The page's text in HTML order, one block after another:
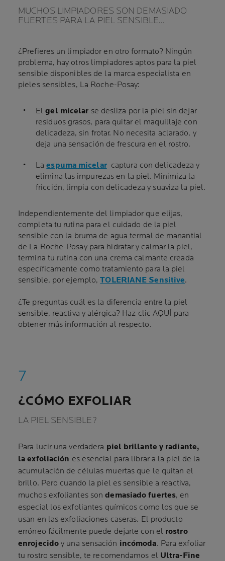
MUCHOS LIMPIADORES SON DEMASIADO
FUERTES PARA LA PIEL SENSIBLE…
¿Prefieres un limpiador en otro formato? Ningún
problema, hay otros limpiadores aptos para la piel
sensible disponibles de la marca especialista en
pieles sensibles, La Roche-Posay:
Elgel micelar se desliza por la piel sin dejar
residuos grasos, para quitar el maquillaje con
delicadeza, sin frotar. No necesita aclarado, y
deja una sensación de frescura en el rostro.
Laespuma micelarcaptura con delicadeza y
elimina las impurezas en la piel. Minimiza la
fricción, limpia con delicadeza y suaviza la piel.
Independientemente del limpiador que elijas,
completa tu rutina para el cuidado de la piel
sensible con la bruma de agua termal de manantial
de La Roche-Posay para hidratar y calmar la piel,
termina tu rutina con una crema calmante creada
específicamente como tratamiento para la piel
sensible, por ejemplo,TOLERIANE Sensitive.
¿Te preguntas cuál es la diferencia entre la piel
sensible, reactiva y alérgica? Haz clic AQUÍ para
obtener más información al respecto.
¿CÓMO EXFOLIAR
LA PIEL SENSIBLE?
Para lucir una verdadera piel brillante y radiante,
la exfoliación es esencial para librar a la piel de la
acumulación de células muertas que le quitan el
brillo. Pero cuando la piel es sensible a reactiva,
muchos exfoliantes sondemasiado fuertes, en
especial los exfoliantes químicos como los que se
usan en las exfoliaciones caseras. El producto
erróneo fácilmente puede dejarte con el rostro
enrojecido y una sensación incómoda. Para exfoliar
tu rostro sensible, te recomendamos el Ultra-Fine